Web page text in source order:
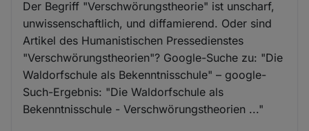
Der Begriff "Verschwörungstheorie" ist unscharf,
unwissenschaftlich, und diffamierend. Oder sind
Artikel des Humanistischen Pressedienstes
"Verschwörungstheorien"? Google-Suche zu: "Die
Waldorfschule als Bekenntnisschule" – google-
Such-Ergebnis: "Die Waldorfschule als
Bekenntnisschule - Verschwörungstheorien ..."